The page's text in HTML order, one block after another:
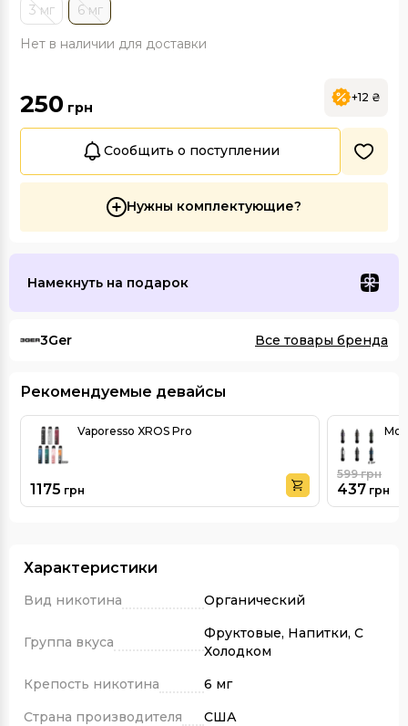
3 мг 6 мг
Нет в наличии для доставки
250 грн
+12 ₴
Сообщить о поступлении
Нужны комплектующие?
Намекнуть на подарок
3Ger Все товары бренда
Рекомендуемые девайсы
Vaporesso XROS Pro
1175 грн 437 грн
599грн
Характеристики
Вид никотина Органический
Группа вкуса
Фруктовые, Напитки, С
Холодком
Крепость никотина
6 мг
Страна производителя
США